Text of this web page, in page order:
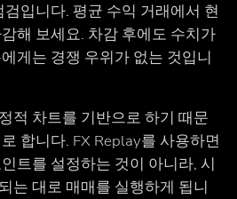
입니다. 평균 수익 거래에서 현
해 보세요. 차감 후에도 수치가
게는 경쟁 우위가 없는 것입니
적 차트를 기반으로 하기 때문
합니다. FX Replay를 사용하면
트를 설정하는 것이 아니라, 시
는 대로 매매를 실행하게 됩니